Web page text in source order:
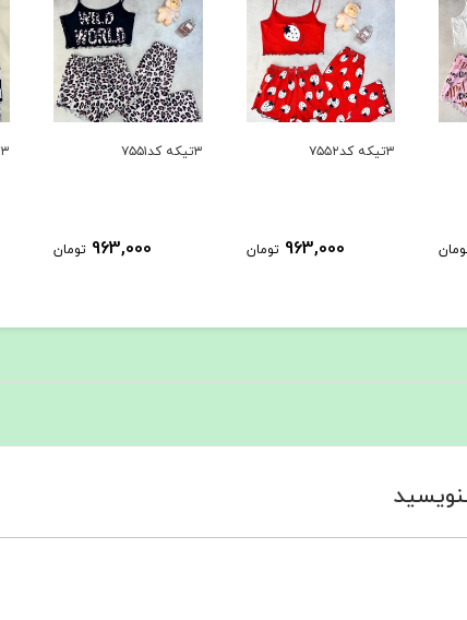
۳تیکه کد۷۵۵۲
963,000 تومان
۳تیکه کد۷۵۵۱
963,000 تومان
۳تیکه کد۷۵۵۰